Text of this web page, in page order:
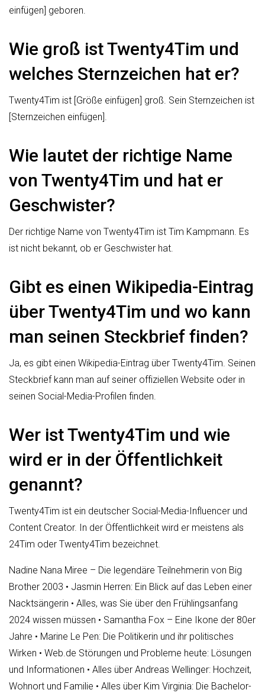
einfügen] geboren.
Wie groß ist Twenty4Tim und
welches Sternzeichen hat er?
Twenty4Tim ist [Größe einfügen] groß. Sein Sternzeichen ist
[Sternzeichen einfügen].
Wie lautet der richtige Name
von Twenty4Tim und hat er
Geschwister?
Der richtige Name von Twenty4Tim ist Tim Kampmann. Es
ist nicht bekannt, ob er Geschwister hat.
Gibt es einen Wikipedia-Eintrag
über Twenty4Tim und wo kann
man seinen Steckbrief finden?
Ja, es gibt einen Wikipedia-Eintrag über Twenty4Tim. Seinen
Steckbrief kann man auf seiner offiziellen Website oder in
seinen Social-Media-Profilen finden.
Wer ist Twenty4Tim und wie
wird er in der Öffentlichkeit
genannt?
Twenty4Tim ist ein deutscher Social-Media-Influencer und
Content Creator. In der Öffentlichkeit wird er meistens als
24Tim oder Twenty4Tim bezeichnet.
Nadine Nana Miree – Die legendäre Teilnehmerin von Big
Brother 2003 • Jasmin Herren: Ein Blick auf das Leben einer
Nacktsängerin • Alles, was Sie über den Frühlingsanfang
2024 wissen müssen • Samantha Fox – Eine Ikone der 80er
Jahre • Marine Le Pen: Die Politikerin und ihr politisches
Wirken • Web.de Störungen und Probleme heute: Lösungen
und Informationen • Alles über Andreas Wellinger: Hochzeit,
Wohnort und Familie • Alles über Kim Virginia: Die Bachelor-